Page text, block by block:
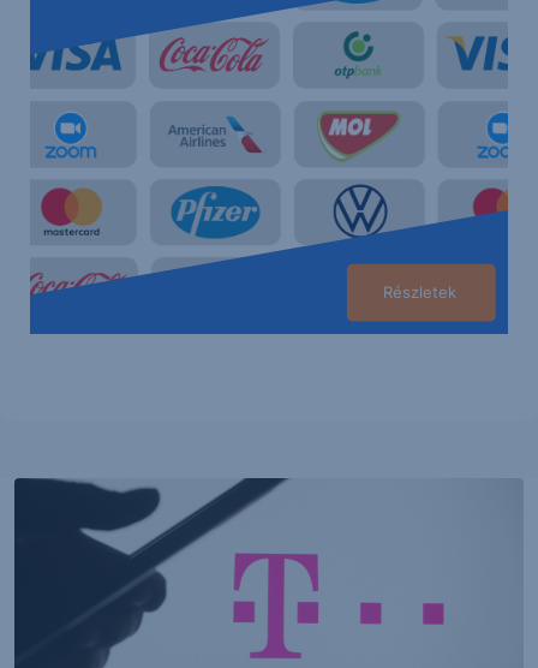
Részletek